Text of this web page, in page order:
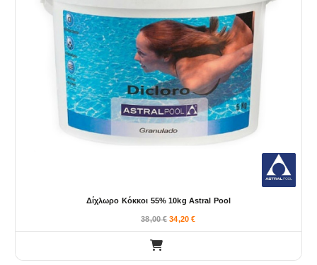
Δίχλωρο Κόκκοι 55% 10kg Astral Pool
38,00€ 34,20€